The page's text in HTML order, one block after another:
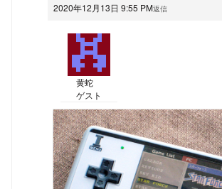
2020年12月13日 9:55 PM返信
黄蛇
ゲスト